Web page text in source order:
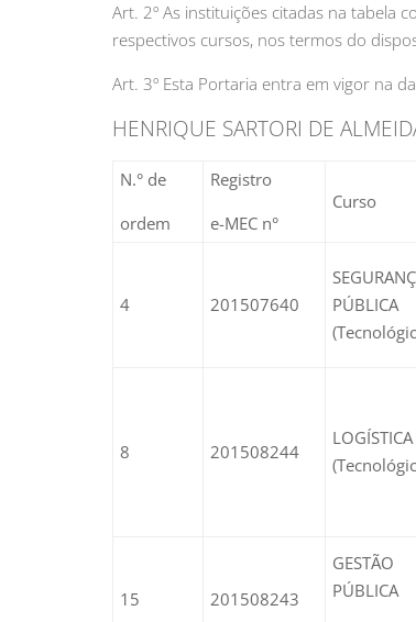
Art. 2º As instituições citadas na tabela
respectivos cursos, nos termos do
Art. 3º Esta Portaria entra em vigor na
HENRIQUE SARTORI DE
N.° de
ordem
Registro
e-MEC n°
Curso
4 201507640
PÚBLICA
8 201508244
LOGÍSTICA
15 201508243
GESTÃO
PÚBLICA